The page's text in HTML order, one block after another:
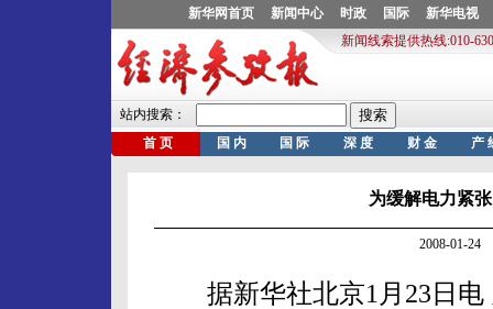
为缓解电力紧
2008-01-24
据新华社北京1月23日电